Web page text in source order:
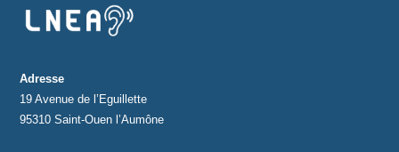
Adresse
19 Avenue de l’Eguillette
95310 Saint-Ouen l’Aumône